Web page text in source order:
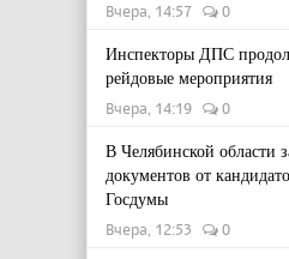
Вчера, 14:57 0
Инспекторы ДПС
рейдовые мероприятия
Вчера, 14:19 0
В Челябинской области
документов от
Госдумы
Вчера, 12:53 0